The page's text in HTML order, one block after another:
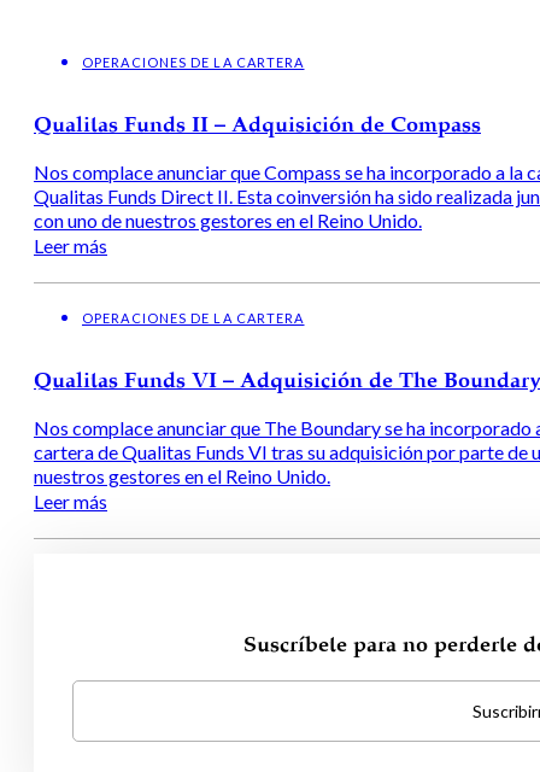
OPERACIONES DE LA CARTERA
Qualitas Funds II – Adquisición de Compass
Nos complace anunciar que Compass se ha incorporado a la
Qualitas Funds Direct II. Esta coinversión ha sido realizada
con uno de nuestros gestores en el Reino Unido.
Leer más
OPERACIONES DE LA CARTERA
Qualitas Funds VI – Adquisición de The
Nos complace anunciar que The Boundary se ha incorporado
cartera de Qualitas Funds VI tras su adquisición por parte de
nuestros gestores en el Reino Unido.
Leer más
Suscríbete para no perderte